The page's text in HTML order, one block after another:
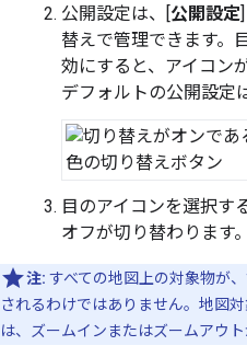
公開設定は、[公開設定
替えで管理できます。
効にすると、アイコン
デフォルトの公開設定
目のアイコンを選択す
オフが切り替わります。
注: すべての地図上の対象物が
されるわけではありません。地図
は、ズームインまたはズームアウト